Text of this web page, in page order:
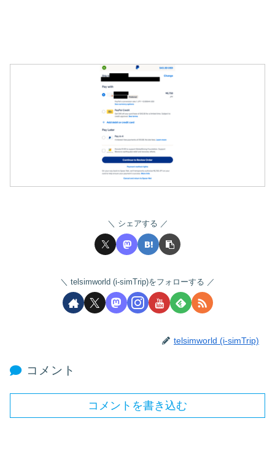
シェアする
telsimworld (i-simTrip)をフォローする
telsimworld (i-simTrip)
コメント
コメントを書き込む